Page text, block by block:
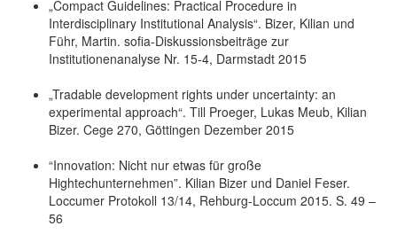
„Compact Guidelines: Practical Procedure in
Interdisciplinary Institutional Analysis“. Bizer, Kilian und
Führ, Martin. sofia-Diskussionsbeiträge zur
Institutionenanalyse Nr. 15-4, Darmstadt 2015
„Tradable development rights under uncertainty: an
experimental approach“. Till Proeger, Lukas Meub, Kilian
Bizer. Cege 270, Göttingen Dezember 2015
“Innovation: Nicht nur etwas für große
Hightechunternehmen”. Kilian Bizer und Daniel Feser.
Loccumer Protokoll 13/14, Rehburg-Loccum 2015. S. 49 –
56